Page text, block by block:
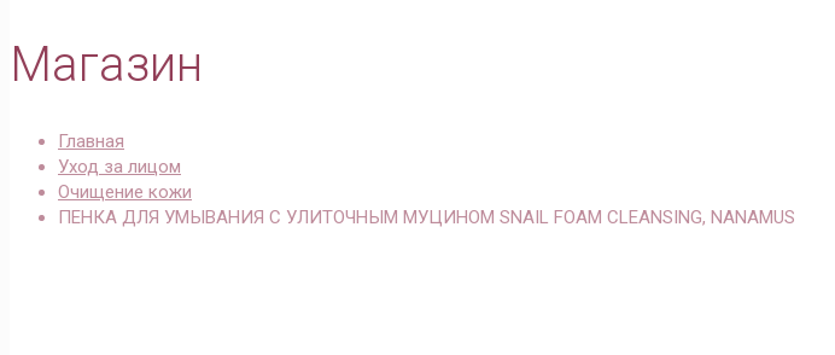
Магазин
Главная
Уход за лицом
Очищение кожи
ПЕНКА ДЛЯ УМЫВАНИЯ С УЛИТОЧНЫМ МУЦИНОМ SNAIL FOAM CLEANSING, NANAMUS